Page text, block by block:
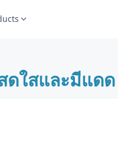
ใสและมีแดด